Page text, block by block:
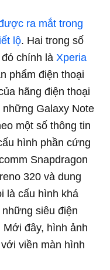
ra mắt trong
lộ. Hai trong số
chính là Xperia
phẩm điện thoại
hãng điện thoại
Galaxy Note
một số thông tin
hình phần cứng
Snapdragon
320 và dung
là cấu hình khá
siêu điện
đây, hình ảnh
viền màn hình